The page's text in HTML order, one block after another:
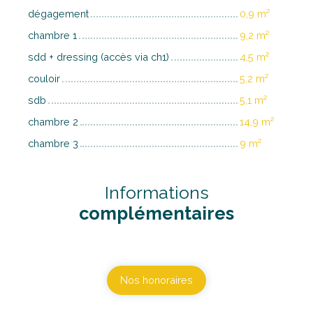
dégagement
0,9 m²
chambre 1
9,2 m²
sdd + dressing (accès via ch1)
4,5 m²
couloir
5,2 m²
sdb
5,1 m²
chambre 2
14,9 m²
chambre 3
9 m²
Informations
complémentaires
Nos honoraires